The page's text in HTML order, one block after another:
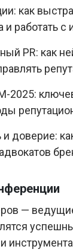
как
и работать
PR: как
2025:
доверие:
—